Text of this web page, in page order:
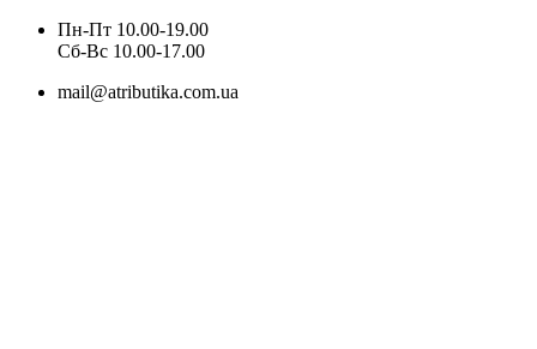
Пн-Пт 10.00-19.00
Cб-Вс 10.00-17.00
mail@atributika.com.ua